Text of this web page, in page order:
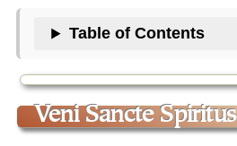
Table of Contents
Veni Sancte Spiritus